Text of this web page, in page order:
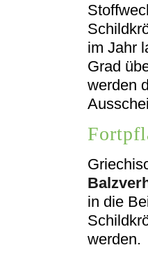
im Jahr
Grad
werden
in die
werden.